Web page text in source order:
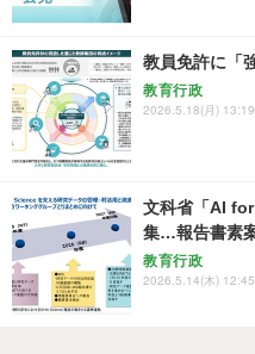
教員免許に「
教育行政
2026.5.18(月) 13:19
文科省「AI
集…報告書素
教育行政
2026.5.14(木) 12:45